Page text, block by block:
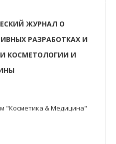
ЖУРНАЛ О
РАЗРАБОТКАХ И
КОСМЕТОЛОГИИ И
"Косметика & Медицина"